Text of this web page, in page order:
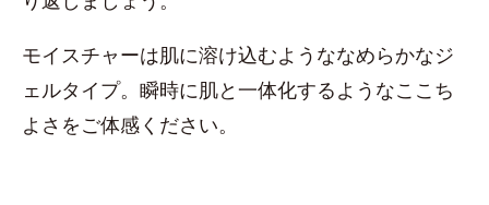
モイスチャーは肌に溶け込むようななめらかなジ
ェルタイプ。瞬時に肌と一体化するようなここち
よさをご体感ください。